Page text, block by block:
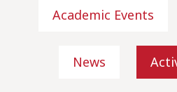
Academic Events
News